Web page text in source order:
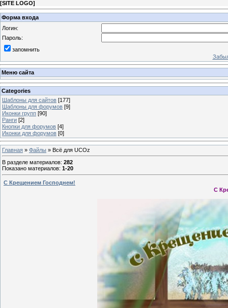
[SITE LOGO]
Форма входа
Логин:
Пароль:
запомнить
Меню сайта
Categories
Шаблоны для сайтов [177]
Шаблоны для форумов [9]
Иконки групп [90]
Ранги [2]
Кнопки для форумов [4]
Иконки для форумов [0]
Главная » Файлы » Всё для UCOz
В разделе материалов: 282
Показано материалов: 1-20
С Крещением Господнем!
С